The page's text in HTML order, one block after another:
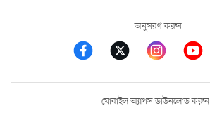
অনুসরণ করুন
মোবাইল অ্যাপস ডাউনলোড করুন